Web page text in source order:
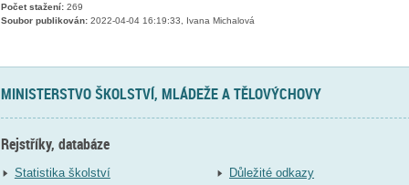
Počet stažení:269
Soubor publikován:2022-04-04 16:19:33, Ivana Michalová
MINISTERSTVO ŠKOLSTVÍ, MLÁDEŽE A TĚLOVÝCHOVY
Rejstříky, databáze
Statistika školství
Důležité odkazy